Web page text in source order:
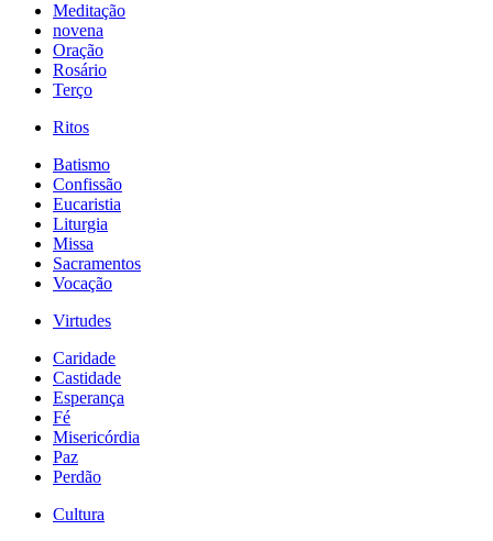
Meditação
novena
Oração
Rosário
Terço
Ritos
Batismo
Confissão
Eucaristia
Liturgia
Missa
Sacramentos
Vocação
Virtudes
Caridade
Castidade
Esperança
Fé
Misericórdia
Paz
Perdão
Cultura